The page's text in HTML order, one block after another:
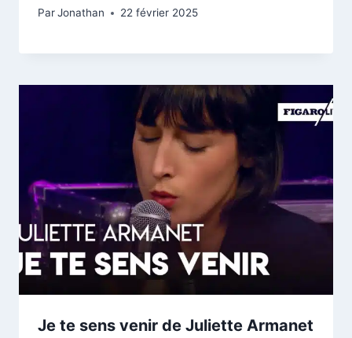
ParJonathan 22 février 2025
Je te sens venir de Juliette Armanet